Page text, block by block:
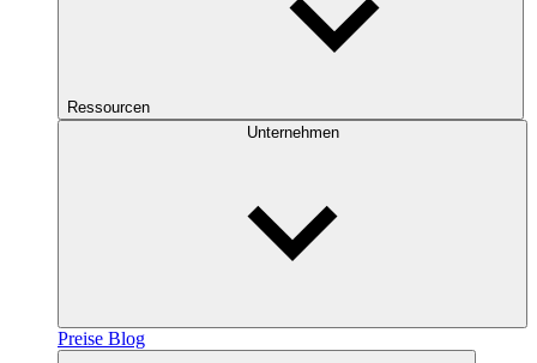
Ressourcen
Unternehmen
Preise Blog